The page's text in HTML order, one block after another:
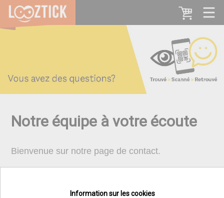
Notre équipe à votre écoute
Bienvenue sur notre page de contact.
envoyer un message directement.
Information sur les cookies